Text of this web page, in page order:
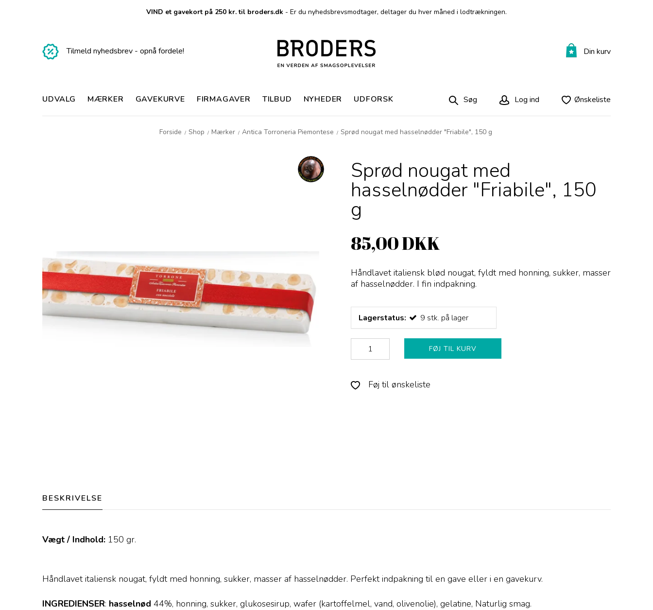
VIND et gavekort på 250 kr. til broders.dk - Er du nyhedsbrevsmodtager, deltager du hver måned i lodtrækningen.
Tilmeld nyhedsbrev - opnå fordele! Din kurv
UDVALG MÆRKER GAVEKURVE FIRMAGAVER TILBUD NYHEDER UDFORSK Søg Log ind Ønskeliste
Forside / Shop / Mærker / Antica Torroneria Piemontese / Sprød nougat med hasselnødder "Friabile", 150 g
Sprød nougat med
hasselnødder "Friabile", 150
g
85,00 DKK
Håndlavet italiensk blød nougat, fyldt med honning, sukker, masser
af hasselnødder. I fin indpakning.
Lagerstatus: 9 stk. på lager
FØJ TIL KURV
Føj til ønskeliste
BESKRIVELSE
Vægt / Indhold: 150 gr.
Håndlavet italiensk nougat, fyldt med honning, sukker, masser af hasselnødder. Perfekt indpakning til en gave eller i en gavekurv.
INGREDIENSER: hasselnød 44%, honning, sukker, glukosesirup, wafer (kartoffelmel, vand, olivenolie), gelatine, Naturlig smag.